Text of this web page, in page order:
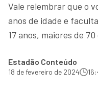
Vale relembrar que o
anos de idade e
17 anos, maiores de
Estadão Conteúdo
18 de fevereiro de 2024